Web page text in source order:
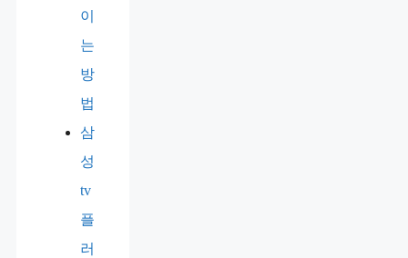
이
는
방
법
삼
성
tv
플
러